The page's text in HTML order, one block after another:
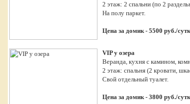
2 этаж: 2 спальни (по 2
На полу паркет.
Цена за домик - 5500 руб./
VIP у озера
Веранда, кухня с камином,
2 этаж: спальня (2 кровати,
Свой отдельный туалет.
Цена за домик - 3800 руб./